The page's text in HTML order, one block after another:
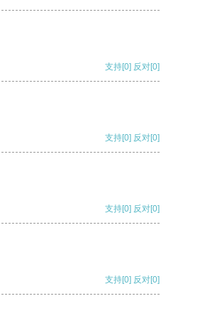
支持[0] 反对[0]
支持[0] 反对[0]
支持[0] 反对[0]
支持[0] 反对[0]